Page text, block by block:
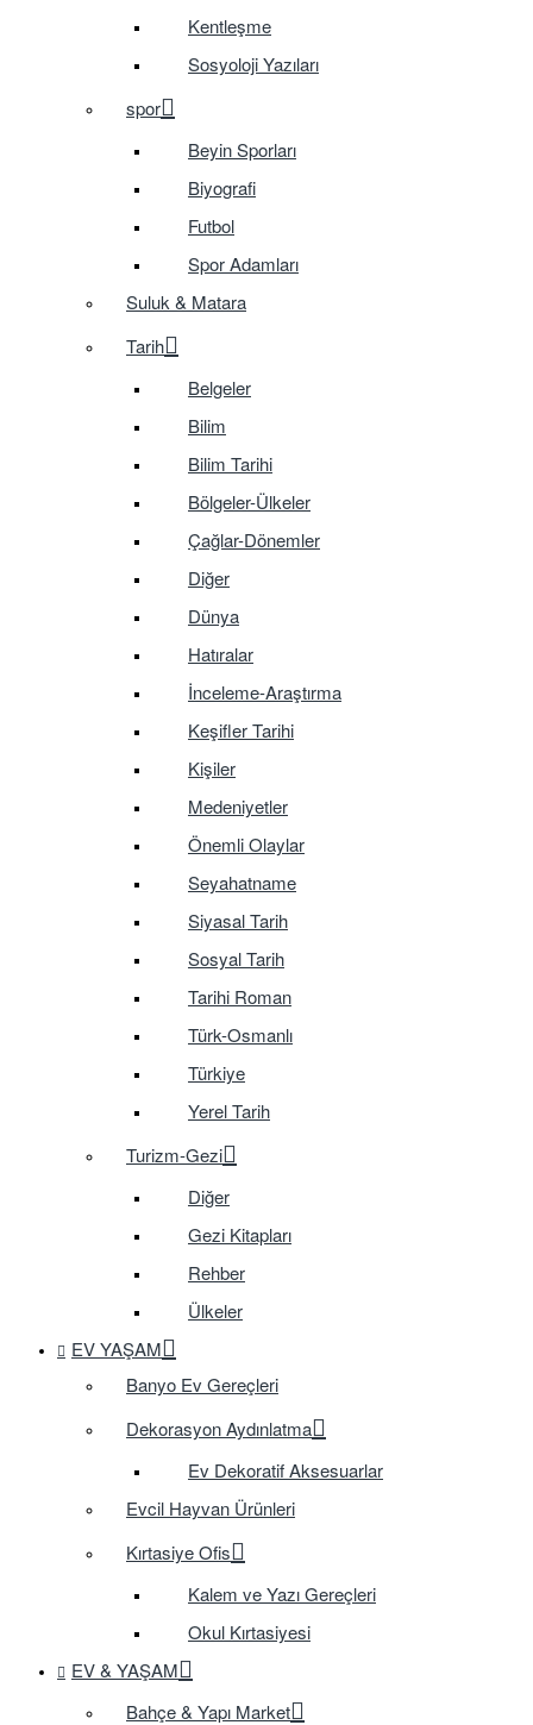
Kentleşme
Sosyoloji Yazıları
spor
Beyin Sporları
Biyografi
Futbol
Spor Adamları
Suluk & Matara
Tarih
Belgeler
Bilim
Bilim Tarihi
Bölgeler-Ülkeler
Çağlar-Dönemler
Diğer
Dünya
Hatıralar
İnceleme-Araştırma
Keşifler Tarihi
Kişiler
Medeniyetler
Önemli Olaylar
Seyahatname
Siyasal Tarih
Sosyal Tarih
Tarihi Roman
Türk-Osmanlı
Türkiye
Yerel Tarih
Turizm-Gezi
Diğer
Gezi Kitapları
Rehber
Ülkeler
EV YAŞAM
Banyo Ev Gereçleri
Dekorasyon Aydınlatma
Ev Dekoratif Aksesuarlar
Evcil Hayvan Ürünleri
Kırtasiye Ofis
Kalem ve Yazı Gereçleri
Okul Kırtasiyesi
EV & YAŞAM
Bahçe & Yapı Market